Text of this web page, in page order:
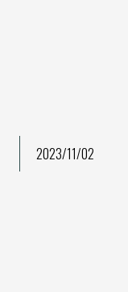
2023/11/02